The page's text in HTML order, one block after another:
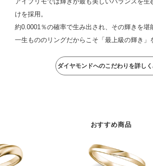
けを採用。
約0.0001％の確率で生み出され、その輝きを堪
一生もののリングだからこそ「最上級の輝き」
ダイヤモンドへのこだわりを詳し
おすすめ商品